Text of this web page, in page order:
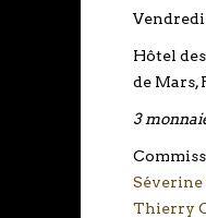
Vendredi
Hôtel
de Mars,
3
Séverine
Thierry